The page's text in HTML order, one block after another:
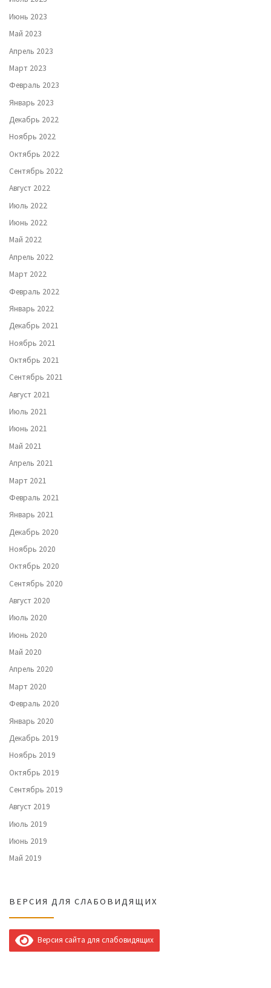
Июнь 2023
Май 2023
Апрель 2023
Март 2023
Февраль 2023
Январь 2023
Декабрь 2022
Ноябрь 2022
Октябрь 2022
Сентябрь 2022
Август 2022
Июль 2022
Июнь 2022
Май 2022
Апрель 2022
Март 2022
Февраль 2022
Январь 2022
Декабрь 2021
Ноябрь 2021
Октябрь 2021
Сентябрь 2021
Август 2021
Июль 2021
Июнь 2021
Май 2021
Апрель 2021
Март 2021
Февраль 2021
Январь 2021
Декабрь 2020
Ноябрь 2020
Октябрь 2020
Сентябрь 2020
Август 2020
Июль 2020
Июнь 2020
Май 2020
Апрель 2020
Март 2020
Февраль 2020
Январь 2020
Декабрь 2019
Ноябрь 2019
Октябрь 2019
Сентябрь 2019
Август 2019
Июль 2019
Июнь 2019
Май 2019
ВЕРСИЯ ДЛЯ СЛАБОВИДЯЩИХ
Версия сайта для слабовидящих